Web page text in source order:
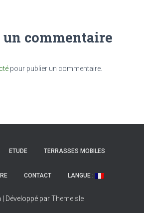
un commentaire
pour publier un commentaire.
ETUDE TERRASSES MOBILES
CONTACT LANGUE :
| Développé parThemeIsle